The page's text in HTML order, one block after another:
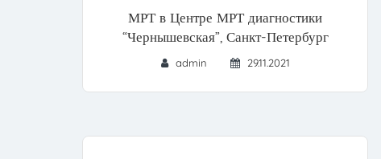
МРТ в Центре МРТ диагностики
“Чернышевская”, Санкт-Петербург
admin 29.11.2021